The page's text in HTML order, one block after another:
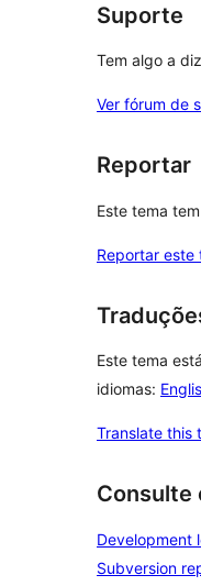
Suporte
Tem algo a
Ver fórum de
Reportar
Este tema
Reportar este
Este tema
idiomas:
Translate this
Consulte
Development
Subversion